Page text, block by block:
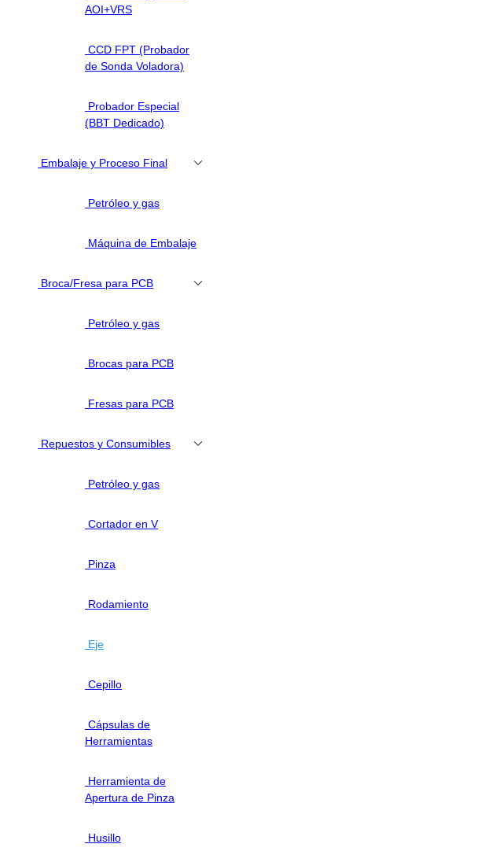
AOI+VRS
CCD FPT (Probador
de Sonda Voladora)
Probador Especial
(BBT Dedicado)
Embalaje y Proceso Final
Petróleo y gas
Máquina de Embalaje
Broca/Fresa para PCB
Petróleo y gas
Brocas para PCB
Fresas para PCB
Repuestos y Consumibles
Petróleo y gas
Cortador en V
Pinza
Rodamiento
Eje
Cepillo
Cápsulas de
Herramientas
Herramienta de
Apertura de Pinza
Husillo